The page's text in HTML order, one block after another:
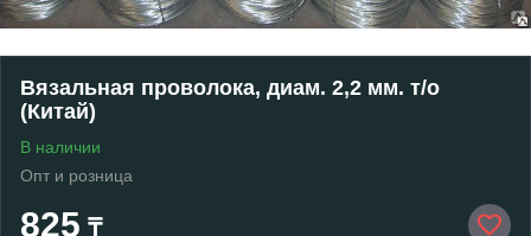
Вязальная проволока, диам. 2,2 мм. т/о
(Китай)
В наличии
Опт и розница
825 ₸